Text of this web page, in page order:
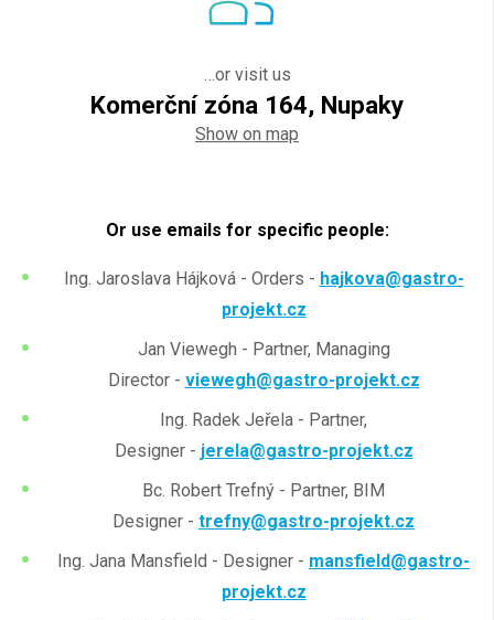
…or visit us
Komerční zóna 164, Nupaky
Show on map
Or use emails for specific people:
Ing. Jaroslava Hájková - Orders - hajkova@gastro-
projekt.cz
Jan Viewegh - Partner, Managing
Director - viewegh@gastro-projekt.cz
Ing. Radek Jeřela - Partner,
Designer - jerela@gastro-projekt.cz
Bc. Robert Trefný - Partner, BIM
Designer - trefny@gastro-projekt.cz
Ing. Jana Mansfield - Designer - mansfield@gastro-
projekt.cz